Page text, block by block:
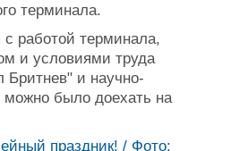
терминала.
с работой терминала,
и условиями труда
Бритнев" и научно-
можно было доехать на